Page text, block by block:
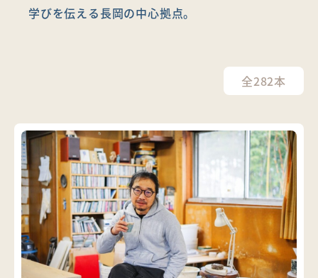
学びを伝える長岡の中心拠点。
全282本